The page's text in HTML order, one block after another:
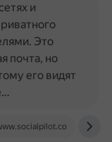
и
Это
почта, но
его видят